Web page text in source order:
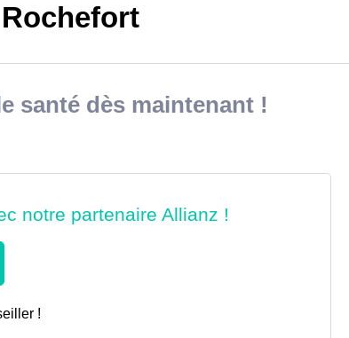
santé dès maintenant !
!